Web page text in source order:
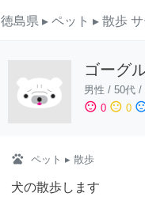
徳島県 ▸ ペット ▸ 散歩
ゴーグ
男性 / 50代 /
sentiment_satisfied 0 sentiment_neutral 0
pets ペット ▸ 散歩
犬の散歩します